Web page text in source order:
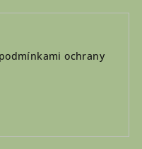
podmínkami ochrany